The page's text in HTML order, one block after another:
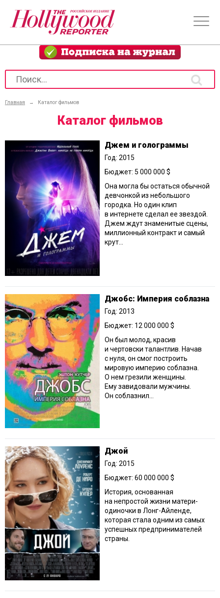
Главная → Каталог фильмов
Каталог фильмов
Джем и голограммы
Год: 2015
Бюджет: 5 000 000 $
Она могла бы остаться обычной
девчонкой из небольшого
городка. Но один клип
в интернете сделал ее звездой.
Джем ждут знаменитые сцены,
миллионный контракт и самый
крут...
Джобс: Империя соблазна
Год: 2013
Бюджет: 12 000 000 $
Он был молод, красив
и чертовски талантлив. Начав
с нуля, он смог построить
мировую империю соблазна.
О нем грезили женщины.
Ему завидовали мужчины.
Он соблазнил...
Джой
Год: 2015
Бюджет: 60 000 000 $
История, основанная
на непростой жизни матери-
одиночки в Лонг-Айленде,
которая стала одним из самых
успешных предпринимателей
страны.